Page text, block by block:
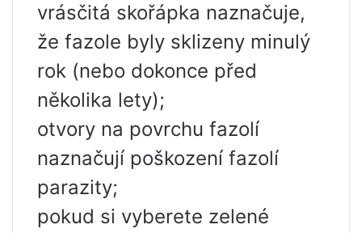
vrásčitá skořápka naznačuje,
že fazole byly sklizeny minulý
rok (nebo dokonce před
několika lety);
otvory na povrchu fazolí
naznačují poškození fazolí
parazity;
pokud si vyberete zelené